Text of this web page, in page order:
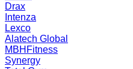
Drax
Intenza
Lexco
Alatech Global
MBHFitness
Synergy